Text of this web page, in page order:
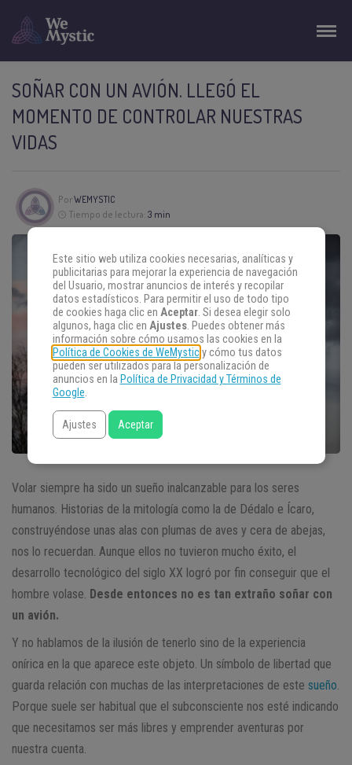
SOÑAR CON UN AVIÓN. LLEGÓ EL
MOMENTO DE CONTROLAR NUESTRAS
VIDAS
PorWEMYSTIC
Tiempo de lectura: 3 min
Volar siempre ha sido un sueño inalcanzable para los seres
humanos. Historias de la mitología como la de Dédalo e Ícaro,
construyéndose unas alas con plumas de aves y cera de abejas,
nos lo recuerdan. Aunque ellos no tuvieron mucho éxito, el
desarrollo tecnológico del siglo XX logró por fin conseguir que el
hombre volase. Desde entonces no es tan extraño soñar con
un avión.
Y no hablamos de la ilusión de tenerlo sino de la experiencia
onírica en la que aparece este objeto. Un símbolo de libertad que
guarda relación con muchas de las interpretaciones de este sueño
Porque suele ser habitual que el subconsciente nos esté indicando
que necesitamos ser más libres y emprender aventuras por
nuestra cuenta.
Este sitio web utiliza cookies necesarias, analíticas y
publicitarias para mejorar la experiencia de navegación
del Usuario, mostrar anuncios de interés y recopilar
datos estadísticos. Para permitir el uso de todo tipo
de cookies haga clic en Aceptar. Si desea elegir solo
algunos, haga clic en Ajustes. Puedes obtener más
información sobre cómo usamos las cookies en la
Política de Cookies de WeMysticy cómo tus datos
pueden ser utilizados para la personalización de
anuncios en la Política de Privacidad y Términos de
Google.
Ajustes Aceptar